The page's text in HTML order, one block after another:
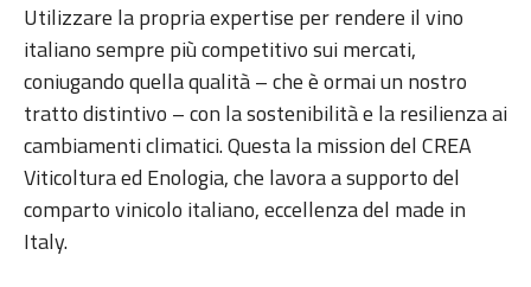
Utilizzare la propria expertise per rendere il vino
italiano sempre più competitivo sui mercati,
coniugando quella qualità – che è ormai un nostro
tratto distintivo – con la sostenibilità e la resilienza ai
cambiamenti climatici. Questa la mission del CREA
Viticoltura ed Enologia, che lavora a supporto del
comparto vinicolo italiano, eccellenza del made in
Italy.